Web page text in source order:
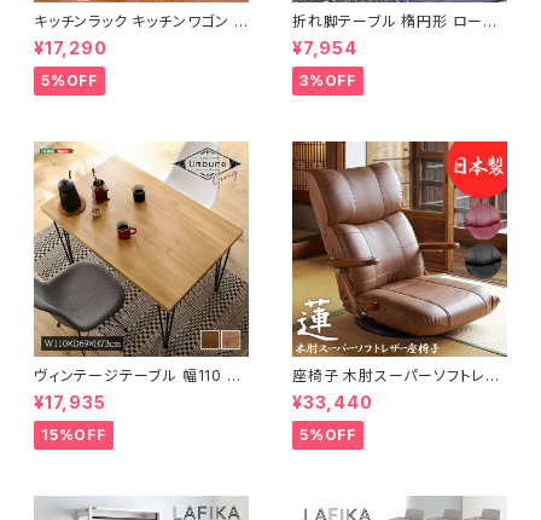
キッチンラック キッチンワゴン キ
ャスター付き 収納ラック 一人暮
らし スリムキッチンラック 幅30
cm 完成品
¥17,290
5%OFF
折れ脚テーブル 楕円形 ローテ
ーブル センターテーブル リビン
グテーブル 天然木 幅95 3色展
開
¥7,954
3%OFF
ヴィンテージテーブル 幅110 ダ
イニングテーブル リビングテー
ブル サイドテーブル 新生活 模
様替え
¥17,935
15%OFF
座椅子 木肘スーパーソフトレザ
ー座椅子 リクライニング回転座
椅子 座椅子 父の日 敬老の日
プレゼント 完成品
¥33,440
5%OFF